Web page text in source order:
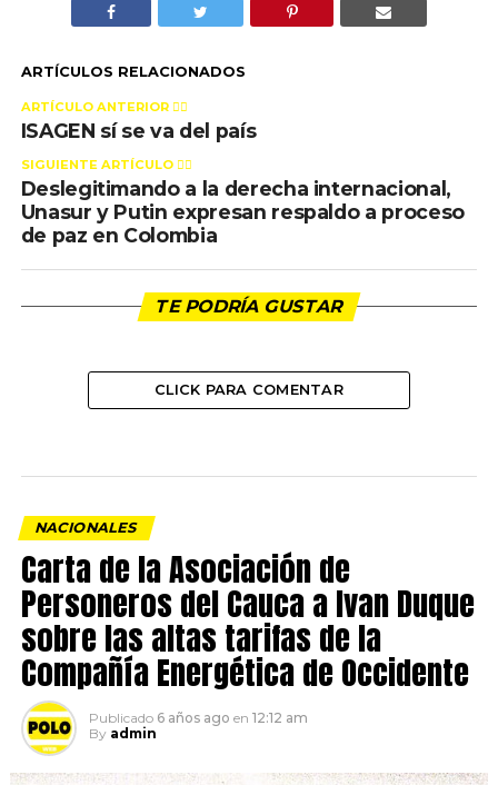
ARTÍCULOS RELACIONADOS
ARTÍCULO ANTERIOR 👉🏻
ISAGEN sí se va del país
SIGUIENTE ARTÍCULO 👈🏻
Deslegitimando a la derecha internacional,
Unasur y Putin expresan respaldo a proceso
de paz en Colombia
TE PODRÍA GUSTAR
CLICK PARA COMENTAR
NACIONALES
Carta de la Asociación de
Personeros del Cauca a Ivan Duque
sobre las altas tarifas de la
Compañía Energética de Occidente
Publicado 6 años ago en 12:12 am
By admin